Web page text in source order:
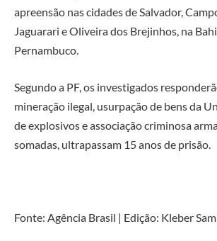
apreensão nas cidades de Salvador,
Jaguarari e Oliveira dos Brejinhos, na
Pernambuco.
Segundo a PF, os investigados
mineração ilegal, usurpação de bens da
de explosivos e associação criminosa
somadas, ultrapassam 15 anos de prisão.
Fonte: Agência Brasil | Edição: Kleber